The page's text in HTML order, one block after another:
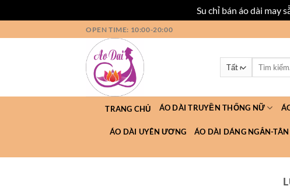
Su chỉ bán áo dài may
qua
OPEN TIME: 10:00-20:00
Tìm
TRANG CHỦ ÁO DÀI TRUYỀN THỐNG NỮ
ÁO DÀI UYÊN ƯƠNG ÁO DÀI DÁNG NGẮN-